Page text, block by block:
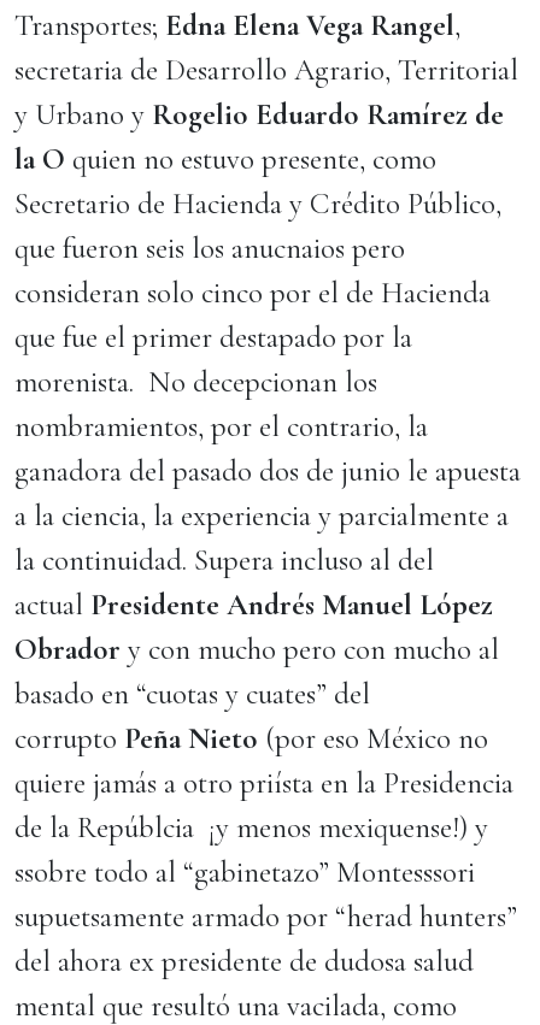
Transportes; Edna Elena Vega Rangel,
secretaria de Desarrollo Agrario, Territorial
y Urbano y Rogelio Eduardo Ramírez de
la O quien no estuvo presente, como
Secretario de Hacienda y Crédito Público,
que fueron seis los anucnaios pero
consideran solo cinco por el de Hacienda
que fue el primer destapado por la
morenista. No decepcionan los
nombramientos, por el contrario, la
ganadora del pasado dos de junio le apuesta
a la ciencia, la experiencia y parcialmente a
la continuidad. Supera incluso al del
actual Presidente Andrés Manuel López
Obrador y con mucho pero con mucho al
basado en “cuotas y cuates” del
corrupto Peña Nieto (por eso México no
quiere jamás a otro priísta en la Presidencia
de la Repúblcia ¡y menos mexiquense!) y
ssobre todo al “gabinetazo” Montesssori
supuetsamente armado por “herad hunters”
del ahora ex presidente de dudosa salud
mental que resultó una vacilada, como